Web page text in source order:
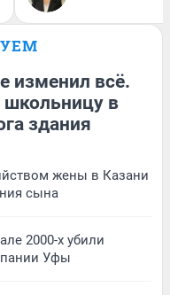
изменил всё.
в
здания
жены в Казани
сына
2000-х убили
Уфы